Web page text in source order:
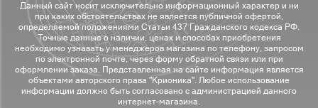
Данный сайт носит исключительно информационный характер и ни
при каких обстоятельствах не является публичной офертой,
определяемой положениями Статьи 437 Гражданского кодекса РФ.
Точные данные о наличии, ценах и способах приобретения
необходимо узнавать у менеджеров магазина по телефону, запросом
по электронной почте, через форму обратной связи или при
оформлении заказа. Представленная на сайте информация является
объектами авторского права "Крионика". Любое использование
информации должно быть согласовано с администрацией данного
интернет-магазина.